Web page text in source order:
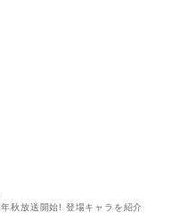
秋放送開始! 登場キャラを紹介